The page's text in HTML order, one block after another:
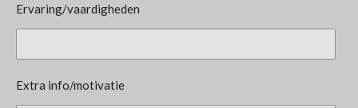
Ervaring/vaardigheden
Extra info/motivatie